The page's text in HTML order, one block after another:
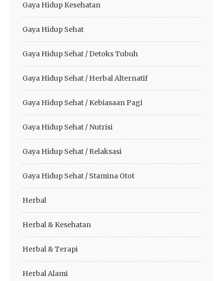
Gaya Hidup Kesehatan
Gaya Hidup Sehat
Gaya Hidup Sehat / Detoks Tubuh
Gaya Hidup Sehat / Herbal Alternatif
Gaya Hidup Sehat / Kebiasaan Pagi
Gaya Hidup Sehat / Nutrisi
Gaya Hidup Sehat / Relaksasi
Gaya Hidup Sehat / Stamina Otot
Herbal
Herbal & Kesehatan
Herbal & Terapi
Herbal Alami